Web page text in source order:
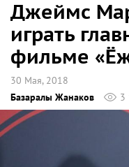
Джеймс
играть
фильме
30 Мая, 2018
Базаралы Жанаков
3